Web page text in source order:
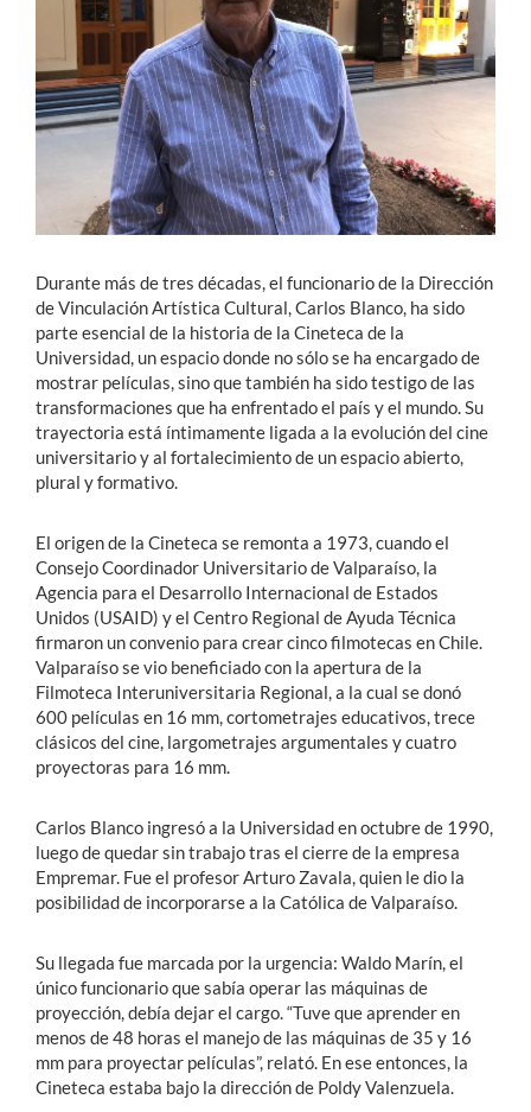
Académicos
Funcionarios
Alumni
English
Durante más de tres décadas, el funcionario de la Dirección
de Vinculación Artística Cultural, Carlos Blanco, ha sido
parte esencial de la historia de la Cineteca de la
Universidad, un espacio donde no sólo se ha encargado de
mostrar películas, sino que también ha sido testigo de las
transformaciones que ha enfrentado el país y el mundo. Su
trayectoria está íntimamente ligada a la evolución del cine
universitario y al fortalecimiento de un espacio abierto,
plural y formativo.
El origen de la Cineteca se remonta a 1973, cuando el
Consejo Coordinador Universitario de Valparaíso, la
Agencia para el Desarrollo Internacional de Estados
Unidos (USAID) y el Centro Regional de Ayuda Técnica
firmaron un convenio para crear cinco filmotecas en Chile.
Valparaíso se vio beneficiado con la apertura de la
Filmoteca Interuniversitaria Regional, a la cual se donó
600 películas en 16 mm, cortometrajes educativos, trece
clásicos del cine, largometrajes argumentales y cuatro
proyectoras para 16 mm.
Carlos Blanco ingresó a la Universidad en octubre de 1990,
luego de quedar sin trabajo tras el cierre de la empresa
Empremar. Fue el profesor Arturo Zavala, quien le dio la
posibilidad de incorporarse a la Católica de Valparaíso.
Su llegada fue marcada por la urgencia: Waldo Marín, el
único funcionario que sabía operar las máquinas de
proyección, debía dejar el cargo. “Tuve que aprender en
menos de 48 horas el manejo de las máquinas de 35 y 16
mm para proyectar películas”, relató. En ese entonces, la
Cineteca estaba bajo la dirección de Poldy Valenzuela.